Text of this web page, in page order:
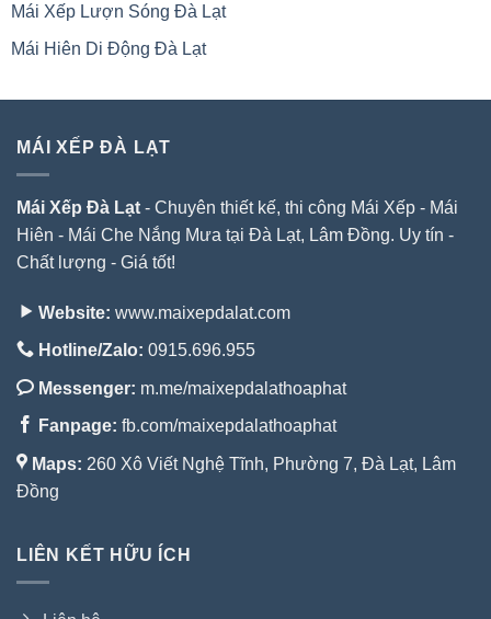
Mái Xếp Lượn Sóng Đà Lạt
Mái Hiên Di Động Đà Lạt
MÁI XẾP ĐÀ LẠT
Mái Xếp Đà Lạt - Chuyên thiết kế, thi công Mái Xếp - Mái
Hiên - Mái Che Nắng Mưa tại Đà Lạt, Lâm Đồng. Uy tín -
Chất lượng - Giá tốt!
Website: www.maixepdalat.com
Hotline/Zalo: 0915.696.955
Messenger: m.me/maixepdalathoaphat
Fanpage: fb.com/maixepdalathoaphat
Maps: 260 Xô Viết Nghệ Tĩnh, Phường 7, Đà Lạt, Lâm
Đồng
LIÊN KẾT HỮU ÍCH